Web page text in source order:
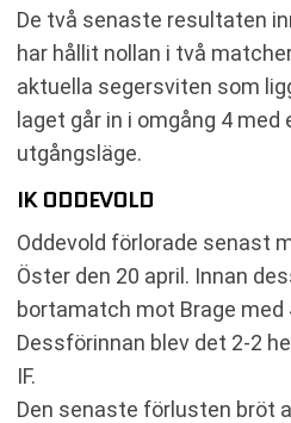
De två senaste resultaten
har hållit nollan i två
aktuella segersviten som
laget går in i omgång 4
utgångsläge.
IK ODDEVOLD
Oddevold förlorade senast
Öster den 20 april. Innan
bortamatch mot Brage med
Dessförinnan blev det 2-2
IF.
Den senaste förlusten bröt